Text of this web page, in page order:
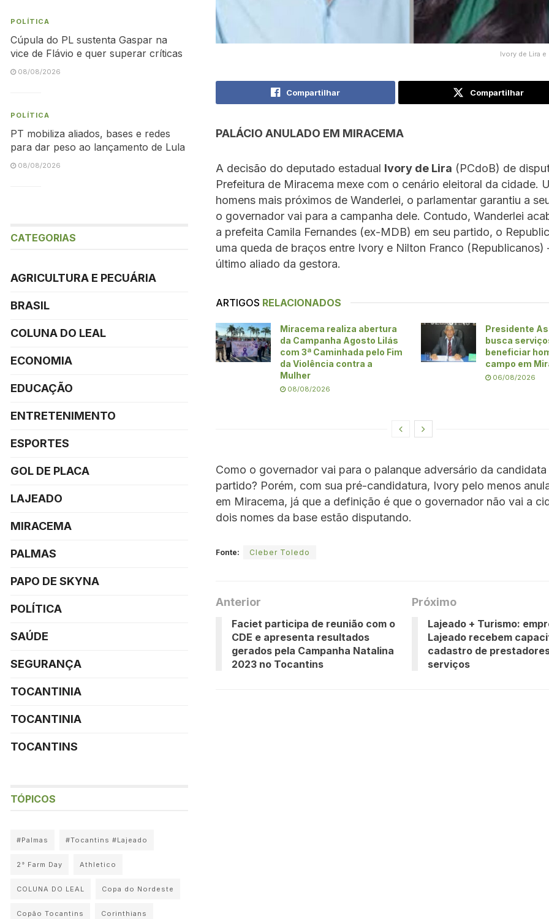
Ivory de Lira e
Compartilhar Compartilhar
PALÁCIO ANULADO EM MIRACEMA
A decisão do deputado estadual Ivory de Lira (PCdoB) de
Prefeitura de Miracema mexe com o cenário eleitoral da cidade.
homens mais próximos de Wanderlei, o parlamentar garantiu a
o governador vai para a campanha dele. Contudo, Wanderlei
a prefeita Camila Fernandes (ex-MDB) em seu partido, o
uma queda de braços entre Ivory e Nilton Franco
último aliado da gestora.
ARTIGOS RELACIONADOS
Miracema realiza abertura
da Campanha Agosto Lilás
com 3ª Caminhada pelo Fim
da Violência contra a
Mulher
08/08/2026
Presidente
busca
beneficiar
campo em
06/08/2026
Como o governador vai para o palanque adversário da candidata
partido? Porém, com sua pré-candidatura, Ivory pelo menos
em Miracema, já que a definição é que o governador não vai a
dois nomes da base estão disputando.
Fonte: Cleber Toledo
Anterior
Faciet participa de reunião com o
CDE e apresenta resultados
gerados pela Campanha Natalina
2023 no Tocantins
Próximo
Lajeado + Turismo:
Lajeado recebem
cadastro de
serviços
POLÍTICA
Cúpula do PL sustenta Gaspar na
vice de Flávio e quer superar críticas
08/08/2026
POLÍTICA
PT mobiliza aliados, bases e redes
para dar peso ao lançamento de Lula
08/08/2026
CATEGORIAS
AGRICULTURA E PECUÁRIA
BRASIL
COLUNA DO LEAL
ECONOMIA
EDUCAÇÃO
ENTRETENIMENTO
ESPORTES
GOL DE PLACA
LAJEADO
MIRACEMA
PALMAS
PAPO DE SKYNA
POLÍTICA
SAÚDE
SEGURANÇA
TOCANTINIA
TOCANTINIA
TOCANTINS
TÓPICOS
#Palmas #Tocantins #Lajeado
2° Farm Day Athletico
COLUNA DO LEAL Copa do Nordeste
Copão Tocantins Corinthians